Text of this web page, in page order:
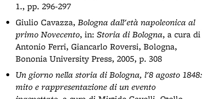
1., pp. 296-297
Giulio Cavazza, Bologna dall'età napoleonica al
primo Novecento, in: Storia di Bologna, a cura di
Antonio Ferri, Giancarlo Roversi, Bologna,
Bononia University Press, 2005, p. 308
Un giorno nella storia di Bologna, l'8 agosto 1848:
mito e rappresentazione di un evento